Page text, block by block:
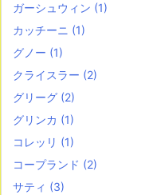
ガーシュウィン (1)
カッチーニ (1)
グノー (1)
クライスラー (2)
グリーグ (2)
グリンカ (1)
コレッリ (1)
コープランド (2)
サティ (3)